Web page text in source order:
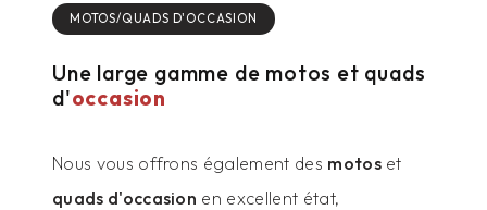
MOTOS/QUADS D'OCCASION
Une large gamme de motos et quads
d'occasion
Nous vous offrons également des motoset
quads d'occasion en excellent état,